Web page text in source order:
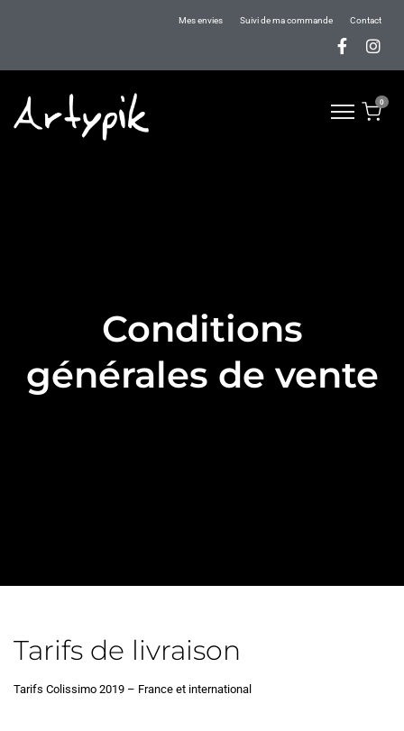
Mes envies Suivi de ma commande Contact
0
Conditions
générales de vente
Tarifs de livraison
Tarifs Colissimo 2019 – France et international